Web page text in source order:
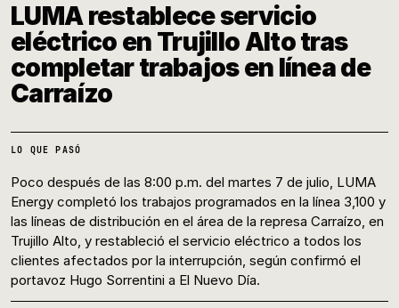
LUMA restablece servicio
eléctrico en Trujillo Alto tras
completar trabajos en línea de
Carraízo
LO QUE PASÓ
Poco después de las 8:00 p.m. del martes 7 de julio, LUMA
Energy completó los trabajos programados en la línea 3,100 y
las líneas de distribución en el área de la represa Carraízo, en
Trujillo Alto, y restableció el servicio eléctrico a todos los
clientes afectados por la interrupción, según confirmó el
portavoz Hugo Sorrentini a El Nuevo Día.